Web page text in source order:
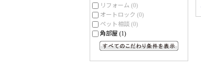
リフォーム (0)
オートロック (0)
ペット相談 (0)
角部屋 (1)